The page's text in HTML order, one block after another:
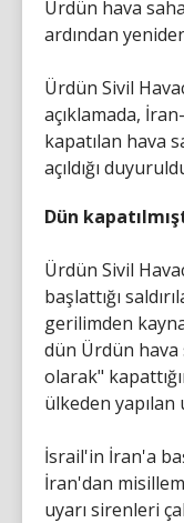
Ürdün hava
ardından yeniden
Ürdün Sivil
açıklamada,
kapatılan hava
açıldığı
Dün
Ürdün Sivil
başlattığı
gerilimden
dün Ürdün hava
olarak"
ülkeden yapılan
İsrail'in İran'a
İran'dan
uyarı sirenleri